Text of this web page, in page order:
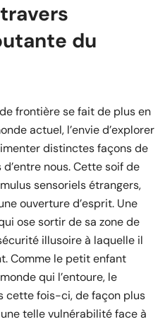
du
frontière se fait de plus en
actuel, l’envie d’explorer
distinctes façons de
nous. Cette soif de
sensoriels étrangers,
ouverture d’esprit. Une
ose sortir de sa zone de
illusoire à laquelle il
Comme le petit enfant
qui l’entoure, le
cette fois-ci, de façon plus
telle vulnérabilité face à